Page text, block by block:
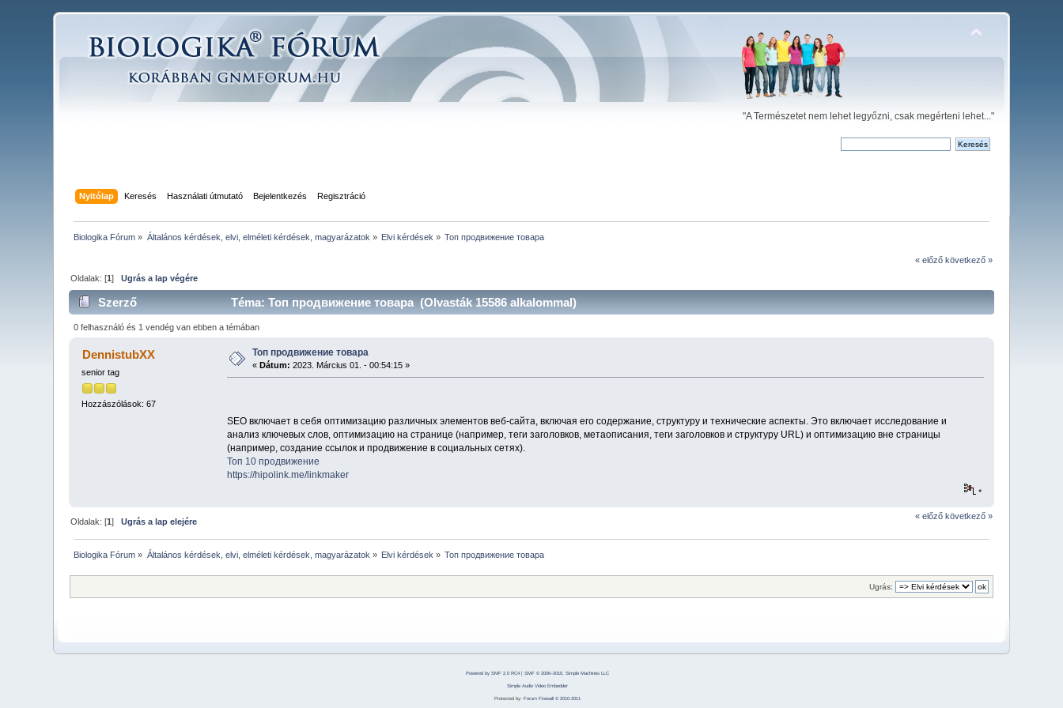
"A Természetet nem lehet legyőzni, csak megérteni lehet..."
Nyitólap Keresés Használati útmutató Bejelentkezés Regisztráció
Biologika Fórum » Általános kérdések, elvi, elméleti kérdések, magyarázatok » Elvi kérdések » Топ продвижение товара
« előző következő »
Oldalak: [1]Ugrás a lap végére
Szerző Téma: Топ продвижение товара (Olvasták 15586 alkalommal)
0 felhasználó és 1 vendég van ebben a témában
DennistubXX
senior tag
Hozzászólások: 67
Топ продвижение товара
«Dátum: 2023. Március 01. - 00:54:15 »
SEO включает в себя оптимизацию различных элементов веб-сайта, включая его содержание, структуру и технические аспекты. Это включает исследование и
анализ ключевых слов, оптимизацию на странице (например, теги заголовков, метаописания, теги заголовков и структуру URL) и оптимизацию вне страницы
(например, создание ссылок и продвижение в социальных сетях).
Топ 10 продвижение
https://hipolink.me/linkmaker
*
Oldalak: [1]Ugrás a lap elejére
« előző következő »
Biologika Fórum » Általános kérdések, elvi, elméleti kérdések, magyarázatok » Elvi kérdések » Топ продвижение товара
Ugrás:
Powered by SMF 2.0 RC4 SMF © 2006–2010, Simple Machines LLC
Simple Audio Video Embedder
Protected by: Forum Firewall © 2010-2011